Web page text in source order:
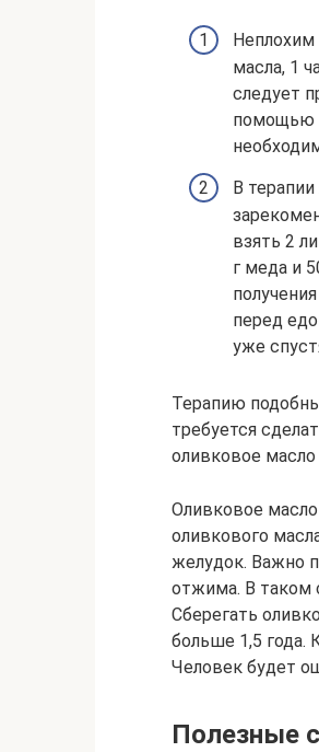
масла, 1
следует
помощью
В
взять 2
г меда и
перед
уже
Терапию
требуется
оливковое
Оливковое
оливкового
желудок. Важно
отжима. В таком
Сберегать
больше 1,5 года.
Человек будет
Полезные